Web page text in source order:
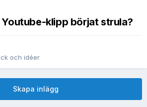
klipp börjat strula?
och idéer
Skapa inlägg